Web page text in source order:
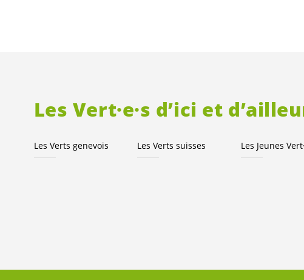
Les Vert·e·s d’ici et
Les Verts genevois Les Verts suisses Les Jeunes